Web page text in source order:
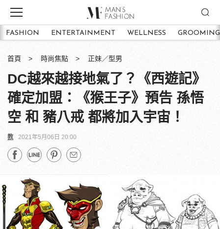
FASHION ENTERTAINMENT WELLNESS GROOMING
首頁 時尚焦點 正妹／型男
DC越來越接地氣了？《西遊記》
確定加盟：《猴王子》預告 孫悟
空 和 豬八戒 都將加入宇宙！
教 2021年5月06日 20:00